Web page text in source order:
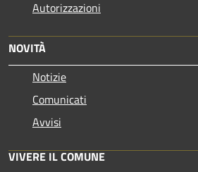
Autorizzazioni
NOVITÀ
Notizie
Comunicati
Avvisi
VIVERE IL COMUNE